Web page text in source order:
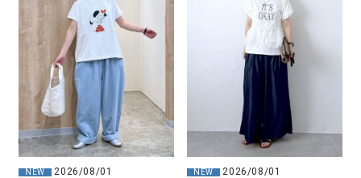
NEW
2026/08/01
NEW
2026/08/01